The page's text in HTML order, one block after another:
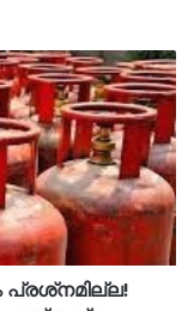
പ്രശ്‍നമില്ല!